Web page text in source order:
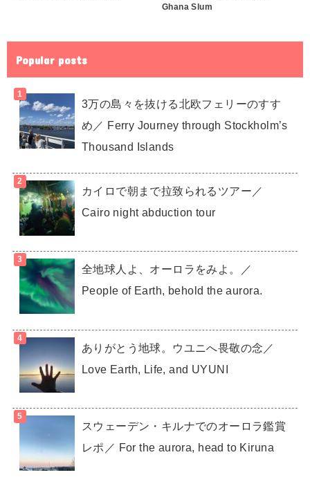
Ghana Slum
Popular posts
3万の島々を抜ける北欧フェリーのすす
め／ Ferry Journey through Stockholm’s
Thousand Islands
カイロで朝まで拉致られるツアー／
Cairo night abduction tour
全地球人よ、オーロラをみよ。／
People of Earth, behold the aurora.
ありがとう地球。ウユニへ畏敬の念／
Love Earth, Life, and UYUNI
スウェーデン・キルナでのオーロラ鑑賞
レポ／ For the aurora, head to Kiruna